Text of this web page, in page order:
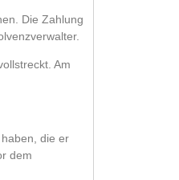
Die Zahlung
Am
die er
dem